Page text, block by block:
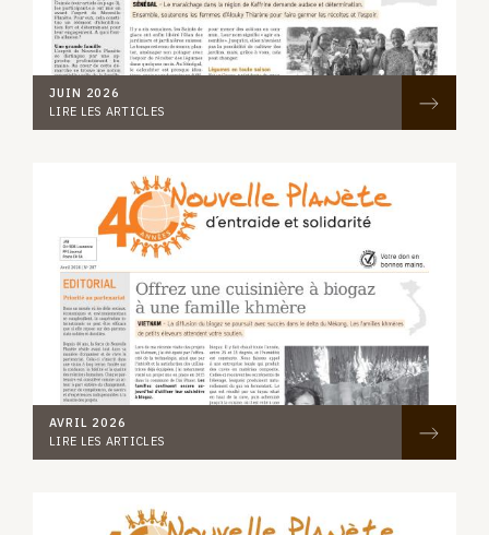
JUIN 2026
LIRE LES ARTICLES
AVRIL 2026
LIRE LES ARTICLES